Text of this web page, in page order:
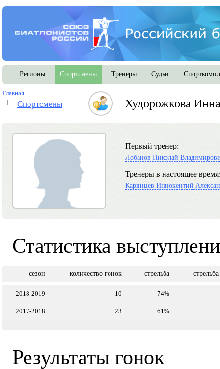
Регионы Спортсмены Тренеры Судьи
Главная
Спортсмены Худорожкова
Первый тренер:
Лобанов Николай
Тренеры в настоящее время:
Каринцев Иннокентий
Статистика
сезон количество гонок стрельба
2018-2019 10 74%
2017-2018 23 61%
Результаты гонок